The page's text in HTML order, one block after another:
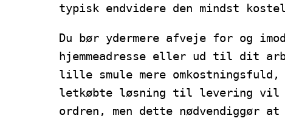
typisk endvidere den mindst
Du bør ydermere afveje for og
hjemmeadresse eller ud til dit
lille smule mere omkostningsfuld,
letkøbte løsning til levering vil
ordren, men dette nødvendiggør